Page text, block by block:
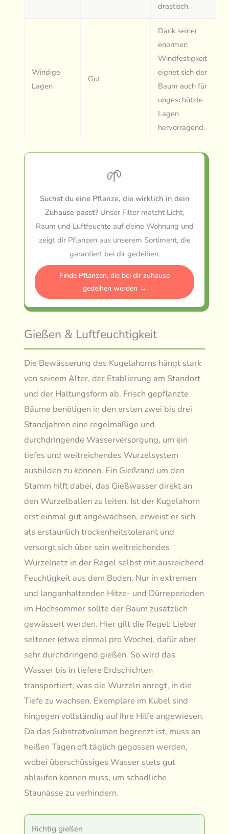
drastisch.
Windige
Lagen
Gut
Dank seiner
enormen
Windfestigkeit
eignet sich der
Baum auch für
ungeschützte
Lagen
hervorragend.
🌱
Suchst du eine Pflanze, die wirklich in dein
Zuhause passt? Unser Filter matcht Licht,
Raum und Luftfeuchte auf deine Wohnung und
zeigt dir Pflanzen aus unserem Sortiment, die
garantiert bei dir gedeihen.
Finde Pflanzen, die bei dir zuhause
gedeihen werden →
Gießen & Luftfeuchtigkeit
Die Bewässerung des Kugelahorns hängt stark
von seinem Alter, der Etablierung am Standort
und der Haltungsform ab. Frisch gepflanzte
Bäume benötigen in den ersten zwei bis drei
Standjahren eine regelmäßige und
durchdringende Wasserversorgung, um ein
tiefes und weitreichendes Wurzelsystem
ausbilden zu können. Ein Gießrand um den
Stamm hilft dabei, das Gießwasser direkt an
den Wurzelballen zu leiten. Ist der Kugelahorn
erst einmal gut angewachsen, erweist er sich
als erstaunlich trockenheitstolerant und
versorgt sich über sein weitreichendes
Wurzelnetz in der Regel selbst mit ausreichend
Feuchtigkeit aus dem Boden. Nur in extremen
und langanhaltenden Hitze- und Dürreperioden
im Hochsommer sollte der Baum zusätzlich
gewässert werden. Hier gilt die Regel: Lieber
seltener (etwa einmal pro Woche), dafür aber
sehr durchdringend gießen. So wird das
Wasser bis in tiefere Erdschichten
transportiert, was die Wurzeln anregt, in die
Tiefe zu wachsen. Exemplare im Kübel sind
hingegen vollständig auf Ihre Hilfe angewiesen.
Da das Substratvolumen begrenzt ist, muss an
heißen Tagen oft täglich gegossen werden,
wobei überschüssiges Wasser stets gut
ablaufen können muss, um schädliche
Staunässe zu verhindern.
Richtig gießen